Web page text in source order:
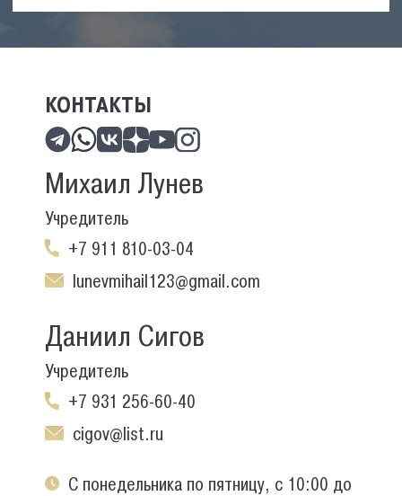
КОНТАКТЫ
Михаил Лунев
Учредитель
+7 911 810-03-04
lunevmihail123@gmail.com
Даниил Сигов
Учредитель
+7 931 256-60-40
cigov@list.ru
С понедельника по пятницу, с 10:00 до